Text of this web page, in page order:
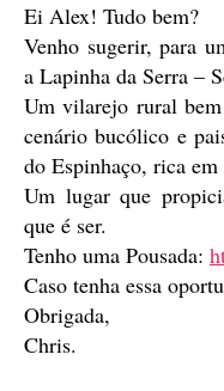
Ei Alex! Tudo bem?
Venho sugerir, para
a Lapinha da Serra –
Um vilarejo rural
cenário bucólico e
do Espinhaço, rica
Um lugar que
que é ser.
Tenho uma Pousada:
Caso tenha essa
Obrigada,
Chris.